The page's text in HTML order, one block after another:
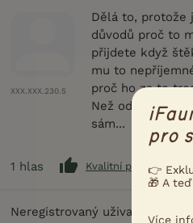
XXX.XXX.230.5
Dělá to, protože
důvodů proč to
přijdete když
mu to
proč ho za to
Než odejdete,
sám...
1 hlas Kvalitní příspěvek
Neregistrovaný uživatel
pro
👉
🎁 A
Více